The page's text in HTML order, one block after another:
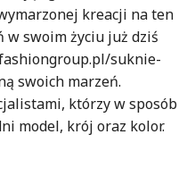
kreacji na ten
swoim życiu już dziś
suknie-
swoich marzeń.
którzy w sposób
model, krój oraz kolor.